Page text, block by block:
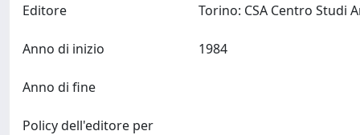
Editore
Anno di inizio
Anno di fine
Policy dell'editore per